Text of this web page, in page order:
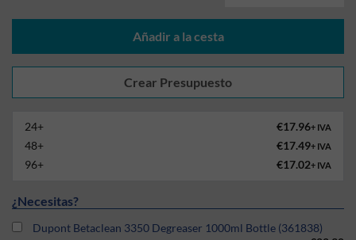
Añadir a la cesta
24+ €17.96+ IVA
48+ €17.49+ IVA
96+ €17.02+ IVA
¿Necesitas?
Dupont Betaclean 3350 Degreaser 1000ml Bottle (361838)